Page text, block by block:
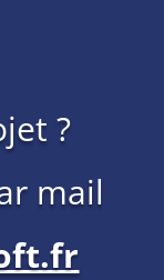
?
mail